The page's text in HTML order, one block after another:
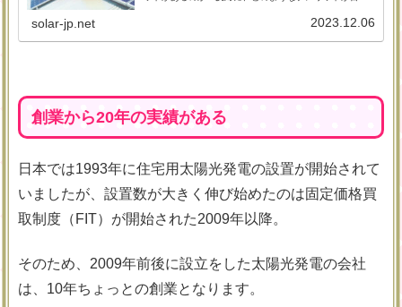
solar-jp.net 2023.12.06
創業から20年の実績がある
日本では1993年に住宅用太陽光発電の設置が開始されて
いましたが、設置数が大きく伸び始めたのは固定価格買
取制度（FIT）が開始された2009年以降。
そのため、2009年前後に設立をした太陽光発電の会社
は、10年ちょっとの創業となります。